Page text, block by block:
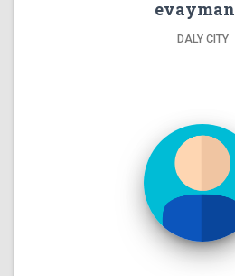
evayman
DALY CITY